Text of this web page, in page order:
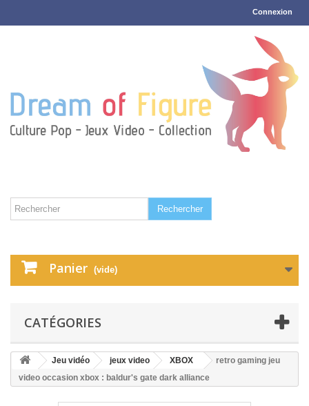
Connexion
Rechercher
Panier (vide)
CATÉGORIES
Jeu vidéo jeux video XBOX
retro gaming jeu
video occasion xbox : baldur's gate dark alliance